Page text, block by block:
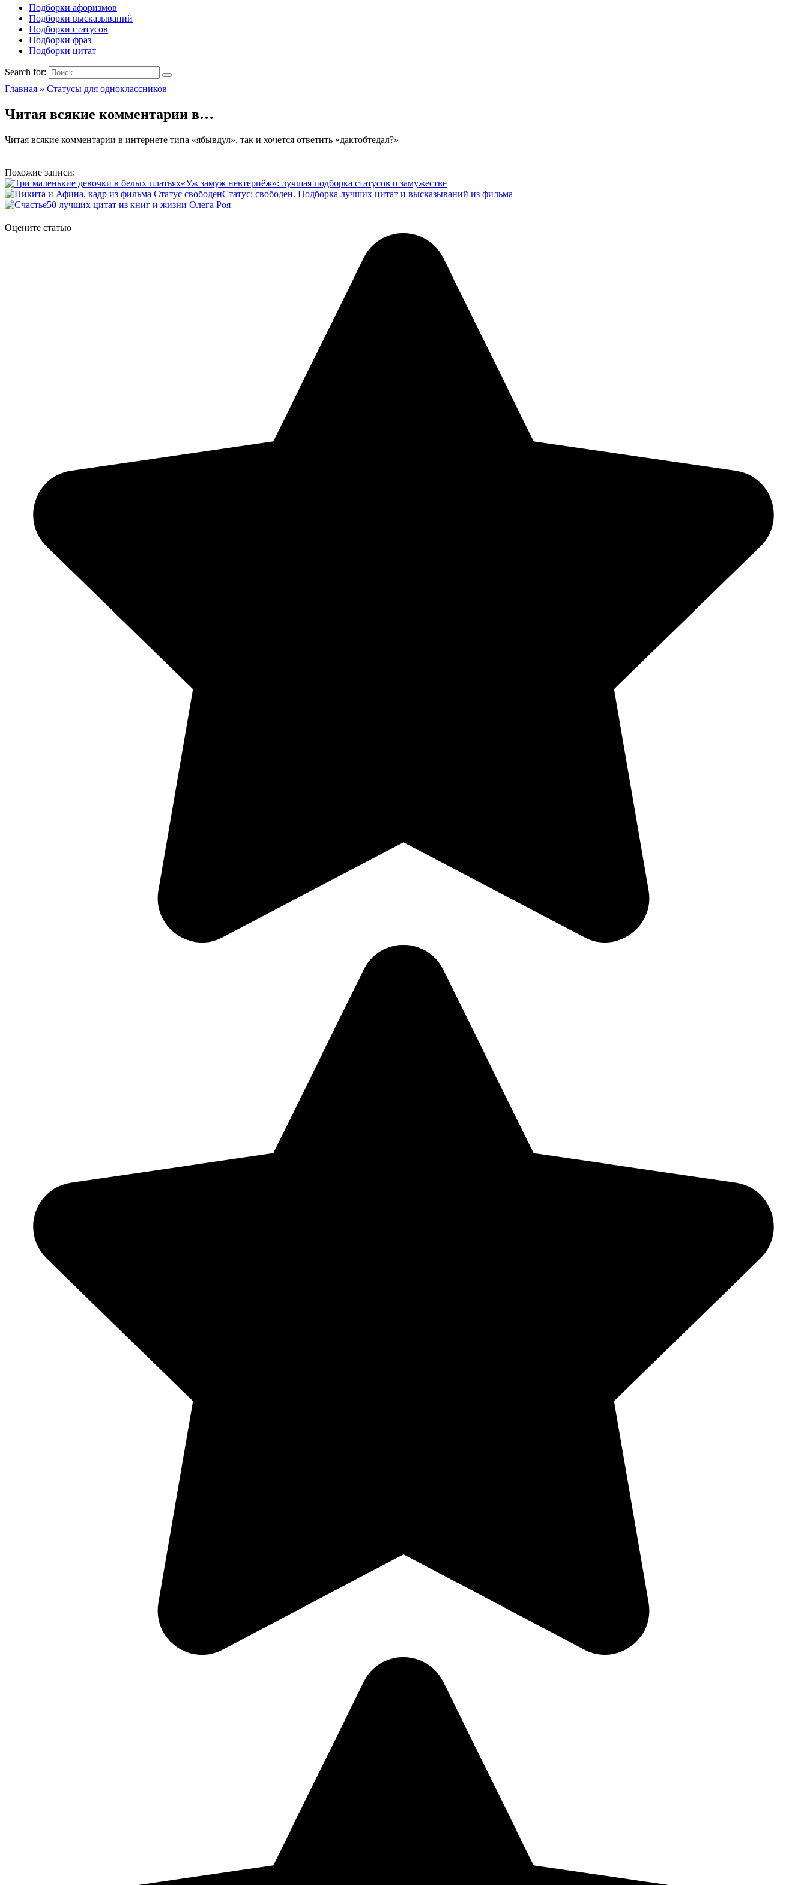
Подборки афоризмов
Подборки высказываний
Подборки статусов
Подборки фраз
Подборки цитат
Search for:
Главная » Статусы для одноклассников
Читая всякие комментарии в…
Читая всякие комментарии в интернете типа «ябывдул», так и хочется ответить «дактобтедал?»
Похожие записи:
«Уж замуж невтерпёж»: лучшая подборка статусов о замужестве
Статус: свободен. Подборка лучших цитат и высказываний из фильма
50 лучших цитат из книг и жизни Олега Роя
Оцените статью